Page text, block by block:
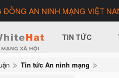
ĐỒNG AN NINH MẠNG VIỆT
TIN TỨC
Tin tức An ninh mạng